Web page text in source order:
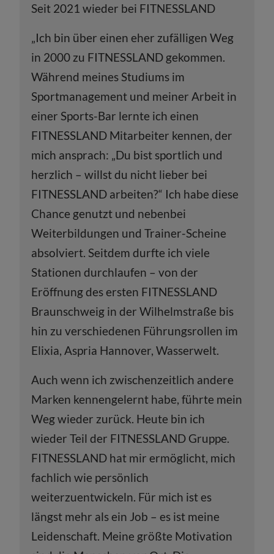
Seit 2021 wieder bei FITNESSLAND
„Ich bin über einen eher zufälligen Weg
in 2000 zu FITNESSLAND gekommen.
Während meines Studiums im
Sportmanagement und meiner Arbeit in
einer Sports-Bar lernte ich einen
FITNESSLAND Mitarbeiter kennen, der
mich ansprach: „Du bist sportlich und
herzlich – willst du nicht lieber bei
FITNESSLAND arbeiten?“ Ich habe diese
Chance genutzt und nebenbei
Weiterbildungen und Trainer-Scheine
absolviert. Seitdem durfte ich viele
Stationen durchlaufen – von der
Eröffnung des ersten FITNESSLAND
Braunschweig in der Wilhelmstraße bis
hin zu verschiedenen Führungsrollen im
Elixia, Aspria Hannover, Wasserwelt.
Auch wenn ich zwischenzeitlich andere
Marken kennengelernt habe, führte mein
Weg wieder zurück. Heute bin ich
wieder Teil der FITNESSLAND Gruppe.
FITNESSLAND hat mir ermöglicht, mich
fachlich wie persönlich
weiterzuentwickeln. Für mich ist es
längst mehr als ein Job – es ist meine
Leidenschaft. Meine größte Motivation